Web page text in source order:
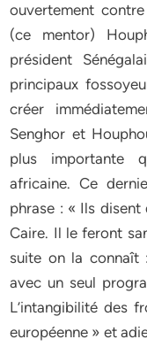
ouvertement
(ce mentor)
président
principaux
créer
Senghor et
plus importante
africaine. Ce
phrase : « Ils disent
Caire. Il le feront
suite on la connaît
avec un seul
L’intangibilité des
européenne » et